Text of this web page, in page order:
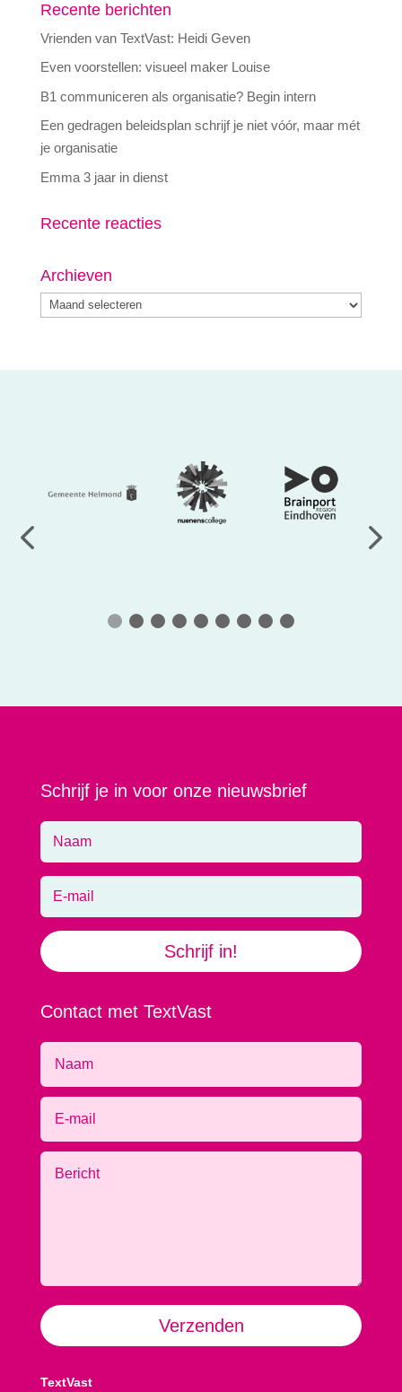
Recente berichten
Vrienden van TextVast: Heidi Geven
Even voorstellen: visueel maker Louise
B1 communiceren als organisatie? Begin intern
Een gedragen beleidsplan schrijf je niet vóór, maar mét
je organisatie
Emma 3 jaar in dienst
Recente reacties
Archieven
Archieven
Schrijf je in voor onze nieuwsbrief
Schrijf in!
Contact met TextVast
Verzenden
Alternative:
TextVast